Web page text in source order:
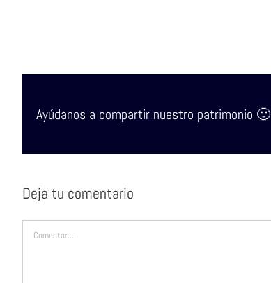
Ayúdanos a compartir nuestro patrimonio 🙂
Deja tu comentario
Comentar